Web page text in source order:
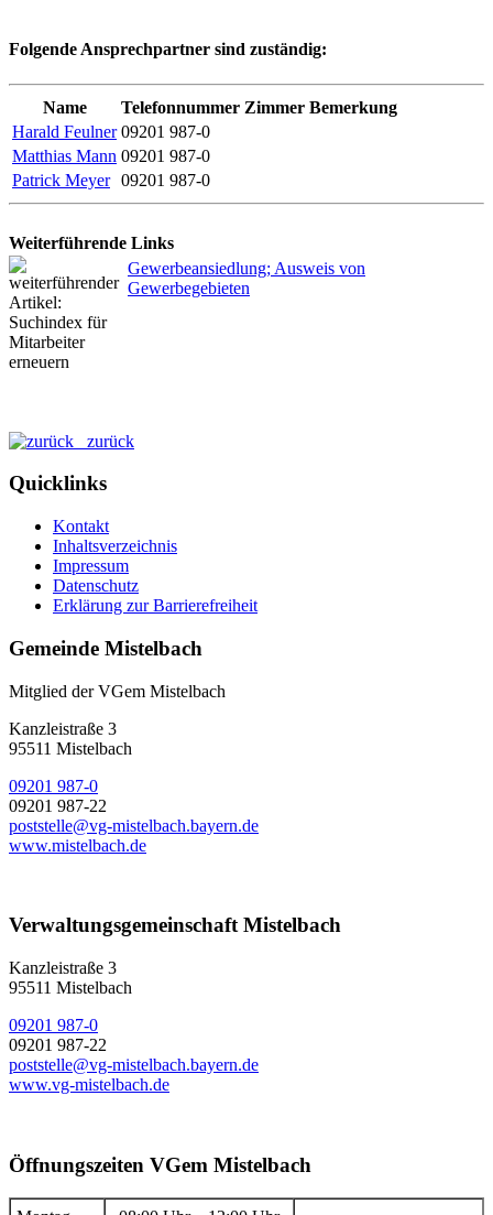
Folgende Ansprechpartner sind zuständig:
Name Telefonnummer Zimmer Bemerkung
Harald Feulner 09201 987-0
Matthias Mann 09201 987-0
Patrick Meyer 09201 987-0
Weiterführende Links
Gewerbeansiedlung; Ausweis von
Gewerbegebieten
zurück
Quicklinks
Kontakt
Inhaltsverzeichnis
Impressum
Datenschutz
Erklärung zur Barrierefreiheit
Gemeinde Mistelbach
Mitglied der VGem Mistelbach
Kanzleistraße 3
95511 Mistelbach
09201 987-0
09201 987-22
poststelle@vg-mistelbach.bayern.de
www.mistelbach.de
Verwaltungsgemeinschaft Mistelbach
Kanzleistraße 3
95511 Mistelbach
09201 987-0
09201 987-22
poststelle@vg-mistelbach.bayern.de
www.vg-mistelbach.de
Öffnungszeiten VGem Mistelbach